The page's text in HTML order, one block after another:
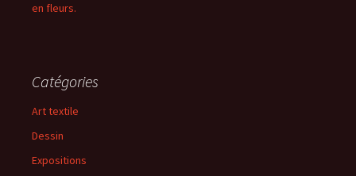
en fleurs.
Catégories
Art textile
Dessin
Expositions